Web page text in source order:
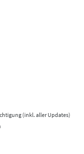
(inkl. aller Updates)